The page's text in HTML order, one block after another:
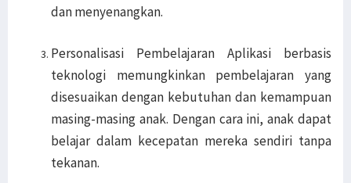
dan menyenangkan.
Personalisasi Pembelajaran Aplikasi berbasis
teknologi memungkinkan pembelajaran yang
disesuaikan dengan kebutuhan dan kemampuan
masing-masing anak. Dengan cara ini, anak dapat
belajar dalam kecepatan mereka sendiri tanpa
tekanan.